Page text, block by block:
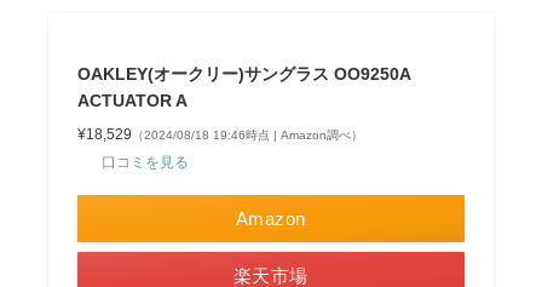
OAKLEY(オークリー)サングラス OO9250A
ACTUATOR A
¥18,529 （2024/08/18 19:46時点 | Amazon調べ）
口コミを見る
Amazon
楽天市場